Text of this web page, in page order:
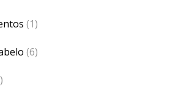
(1)
(6)